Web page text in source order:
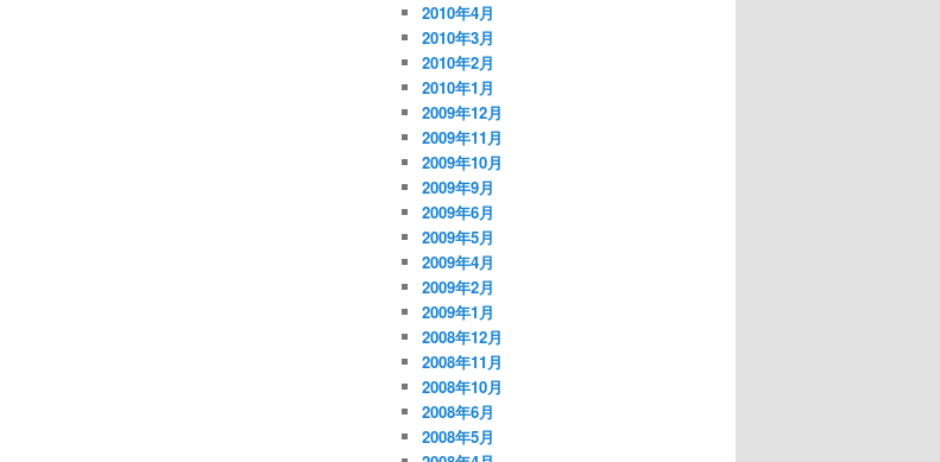
2010年4月
2010年3月
2010年2月
2010年1月
2009年12月
2009年11月
2009年10月
2009年9月
2009年6月
2009年5月
2009年4月
2009年2月
2009年1月
2008年12月
2008年11月
2008年10月
2008年6月
2008年5月